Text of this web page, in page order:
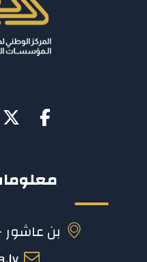
بن عاشور